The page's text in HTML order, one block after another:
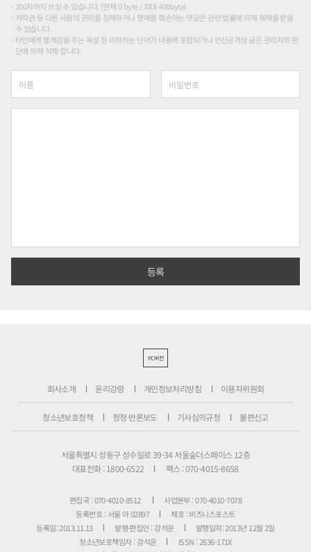
200자까지 쓰실 수 있습니다. (현재 0 byte / 최대 400byte)
저작권 등 다른 사람의 권리를 침해하거나 명예를 훼손하는 댓글은 관련 법률에 의해 제재를 받을
수 있습니다.
타인에게 불쾌감을 주는 욕설 등 비하하는 단어가 내용에 포함되거나 인신공격성 글은 관리자의 판
단에 의해 삭제 합니다.
PC버전
회사소개 윤리강령 개인정보처리방침 이용자위원회
청소년보호정책 정정·반론보도 기사심의규정 불편신고
서울특별시 성동구 성수일로 39-34 서울숲더스페이스 12층
대표전화 : 1800-6522
팩스 : 070-4015-8658
편집국 : 070-4010-8512
사업본부 : 070-4010-7078
등록번호 : 서울 아 02897
제호 : 비즈니스포스트
등록일: 2013.11.13
발행·편집인 : 강석운
발행일자: 2013년 12월 2일
청소년보호책임자 : 강석운
ISSN : 2636-171X